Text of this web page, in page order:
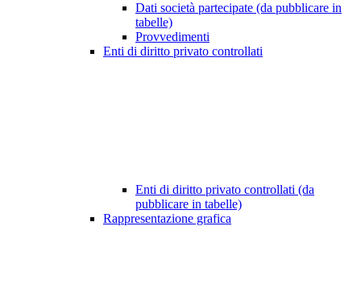
Dati società partecipate (da pubblicare in
tabelle)
Provvedimenti
Enti di diritto privato controllati
Enti di diritto privato controllati (da
pubblicare in tabelle)
Rappresentazione grafica